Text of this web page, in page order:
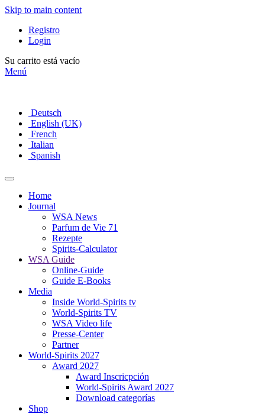
Skip to main content
Registro
Login
Su carrito está vacío
Menú
Deutsch
English (UK)
French
Italian
Spanish
Home
Journal
WSA News
Parfum de Vie 71
Rezepte
Spirits-Calculator
WSA Guide
Online-Guide
Guide E-Books
Media
Inside World-Spirits tv
World-Spirits TV
WSA Video life
Presse-Center
Partner
World-Spirits 2027
Award 2027
Award Inscricpción
World-Spirits Award 2027
Download categorías
Shop